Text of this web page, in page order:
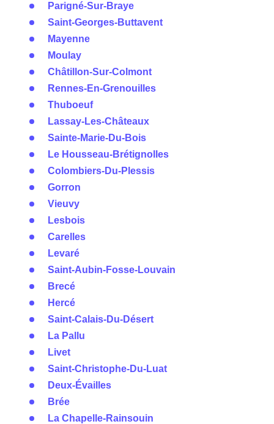
Parigné-Sur-Braye
Saint-Georges-Buttavent
Mayenne
Moulay
Châtillon-Sur-Colmont
Rennes-En-Grenouilles
Thuboeuf
Lassay-Les-Châteaux
Sainte-Marie-Du-Bois
Le Housseau-Brétignolles
Colombiers-Du-Plessis
Gorron
Vieuvy
Lesbois
Carelles
Levaré
Saint-Aubin-Fosse-Louvain
Brecé
Hercé
Saint-Calais-Du-Désert
La Pallu
Livet
Saint-Christophe-Du-Luat
Deux-Évailles
Brée
La Chapelle-Rainsouin